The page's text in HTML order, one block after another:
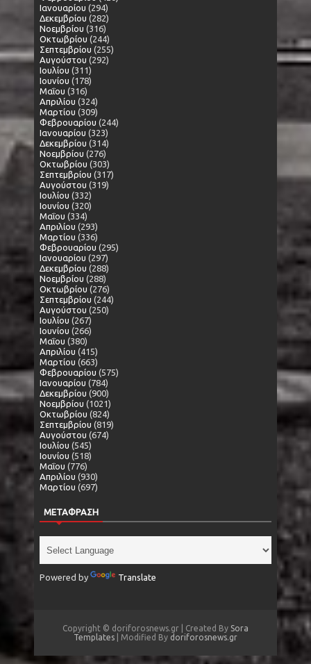
Ιανουαρίου (294)
Δεκεμβρίου (282)
Νοεμβρίου (316)
Οκτωβρίου (244)
Σεπτεμβρίου (255)
Αυγούστου (292)
Ιουλίου (311)
Ιουνίου (178)
Μαΐου (316)
Απριλίου (324)
Μαρτίου (309)
Φεβρουαρίου (244)
Ιανουαρίου (323)
Δεκεμβρίου (314)
Νοεμβρίου (276)
Οκτωβρίου (303)
Σεπτεμβρίου (317)
Αυγούστου (319)
Ιουλίου (332)
Ιουνίου (320)
Μαΐου (334)
Απριλίου (293)
Μαρτίου (336)
Φεβρουαρίου (295)
Ιανουαρίου (297)
Δεκεμβρίου (288)
Νοεμβρίου (288)
Οκτωβρίου (276)
Σεπτεμβρίου (244)
Αυγούστου (250)
Ιουλίου (267)
Ιουνίου (266)
Μαΐου (380)
Απριλίου (415)
Μαρτίου (663)
Φεβρουαρίου (575)
Ιανουαρίου (784)
Δεκεμβρίου (900)
Νοεμβρίου (1021)
Οκτωβρίου (824)
Σεπτεμβρίου (819)
Αυγούστου (674)
Ιουλίου (545)
Ιουνίου (518)
Μαΐου (776)
Απριλίου (930)
Μαρτίου (697)
ΜΕΤΑΦΡΑΣΗ
Powered by Translate
Copyright © doriforosnews.gr | Created By Sora
Templates | Modified By doriforosnews.gr